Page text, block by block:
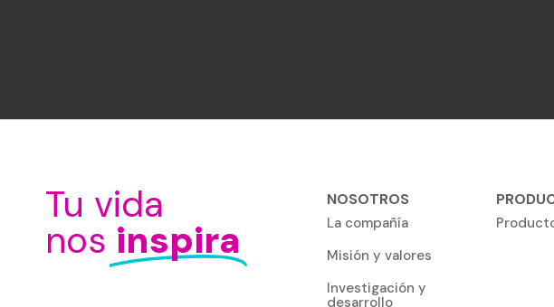
Tu vida
nos inspira
NOSOTROS
La compañía
Misión y valores
Investigación y
desarrollo